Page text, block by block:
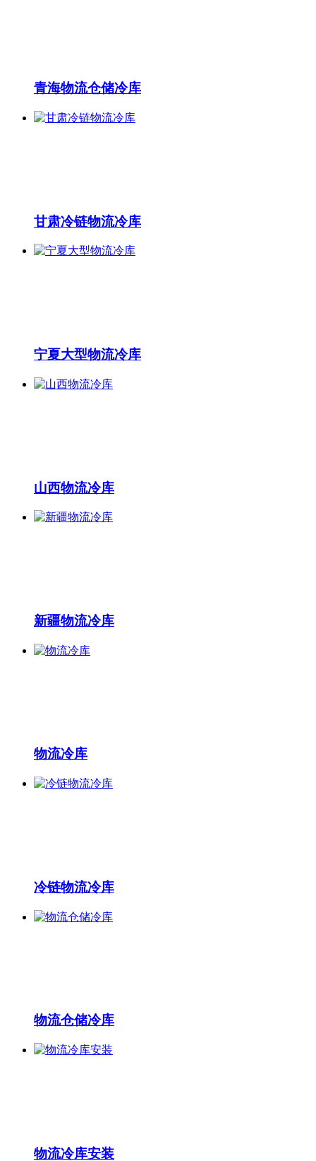
青海物流仓储冷库
甘肃冷链物流冷库
宁夏大型物流冷库
山西物流冷库
新疆物流冷库
物流冷库
冷链物流冷库
物流仓储冷库
物流冷库安装